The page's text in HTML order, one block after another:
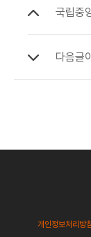
국립중
다음글
개인정보처리방